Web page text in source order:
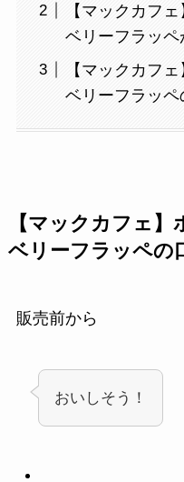
【マックカフ
ベリーフラッ
【マックカフ
ベリーフラッ
【マックカフェ
ベリーフラッペの
販売前から
おいしそう！